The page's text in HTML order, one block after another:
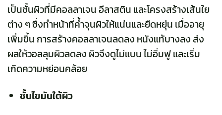
เป็นชั้นผิวที่มีคอลลาเจน อีลาสติน และโครงสร้างเส้นใย
ต่าง ๆ ซึ่งทำหน้าที่ค้ำจุนผิวให้แน่นและยืดหยุ่น เมื่ออายุ
เพิ่มขึ้น การสร้างคอลลาเจนลดลง หนังแท้บางลง ส่ง
ผลให้วอลลุมผิวลดลง ผิวจึงดูไม่แบน ไม่อิ่มฟู และเริ่ม
เกิดความหย่อนคล้อย
ชั้นไขมันใต้ผิว